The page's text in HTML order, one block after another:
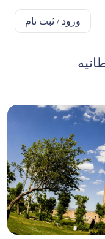
ورود / ثبت نام